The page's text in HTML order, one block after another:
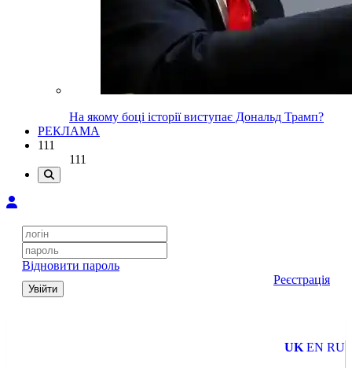
На якому боці історії виступає Дональд Трамп?
РЕКЛАМА
111
111
Відновити пароль
Увійти
Реєстрація
UK EN RU